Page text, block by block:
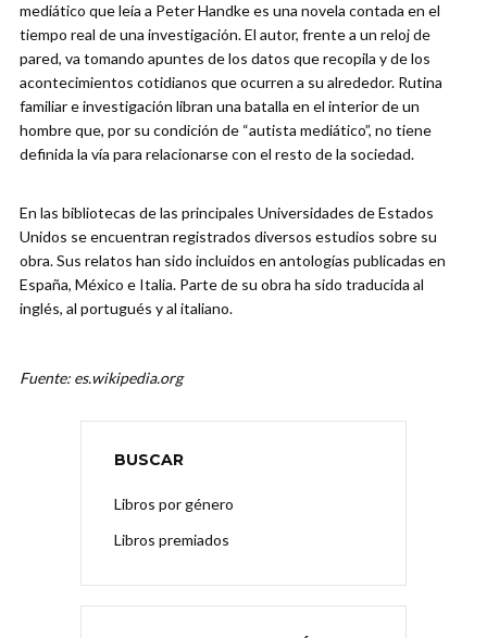
mediático que leía a Peter Handke es una novela contada en el
tiempo real de una investigación. El autor, frente a un reloj de
pared, va tomando apuntes de los datos que recopila y de los
acontecimientos cotidianos que ocurren a su alrededor. Rutina
familiar e investigación libran una batalla en el interior de un
hombre que, por su condición de “autista mediático”, no tiene
definida la vía para relacionarse con el resto de la sociedad.
En las bibliotecas de las principales Universidades de Estados
Unidos se encuentran registrados diversos estudios sobre su
obra. Sus relatos han sido incluidos en antologías publicadas en
España, México e Italia. Parte de su obra ha sido traducida al
inglés, al portugués y al italiano.
Fuente: es.wikipedia.org
BUSCAR
Libros por género
Libros premiados